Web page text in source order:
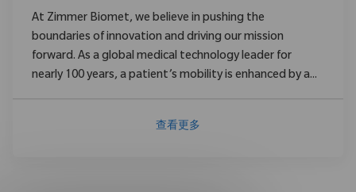
At Zimmer Biomet, we believe in pushing the
boundaries of innovation and driving our mission
forward. As a global medical technology leader for
nearly 100 years, a patient’s mobility is enhanced by a...
查看更多